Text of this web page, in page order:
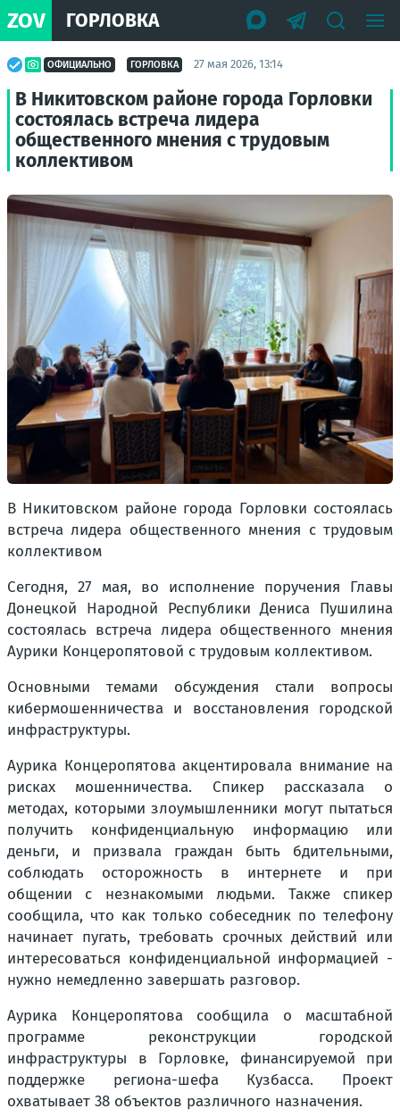
ZOV ГОРЛОВКА
ОФИЦИАЛЬНО ГОРЛОВКА 27 мая 2026, 13:14
В Никитовском районе города Горловки
состоялась встреча лидера
общественного мнения с трудовым
коллективом
В Никитовском районе города Горловки состоялась
встреча лидера общественного мнения с трудовым
коллективом
Сегодня, 27 мая, во исполнение поручения Главы
Донецкой Народной Республики Дениса Пушилина
состоялась встреча лидера общественного мнения
Аурики Концеропятовой с трудовым коллективом.
Основными темами обсуждения стали вопросы
кибермошенничества и восстановления городской
инфраструктуры.
Аурика Концеропятова акцентировала внимание на
рисках мошенничества. Спикер рассказала о
методах, которыми злоумышленники могут пытаться
получить конфиденциальную информацию или
деньги, и призвала граждан быть бдительными,
соблюдать осторожность в интернете и при
общении с незнакомыми людьми. Также спикер
сообщила, что как только собеседник по телефону
начинает пугать, требовать срочных действий или
интересоваться конфиденциальной информацией -
нужно немедленно завершать разговор.
Аурика Концеропятова сообщила о масштабной
программе реконструкции городской
инфраструктуры в Горловке, финансируемой при
поддержке региона-шефа Кузбасса. Проект
охватывает 38 объектов различного назначения.